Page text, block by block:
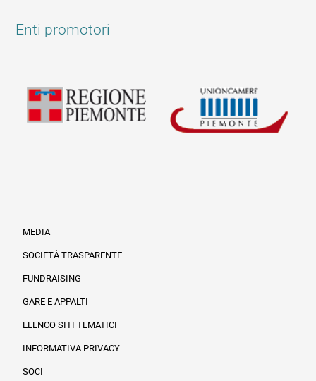
Enti promotori
MEDIA
SOCIETÀ TRASPARENTE
FUNDRAISING
GARE E APPALTI
ELENCO SITI TEMATICI
INFORMATIVA PRIVACY
SOCI